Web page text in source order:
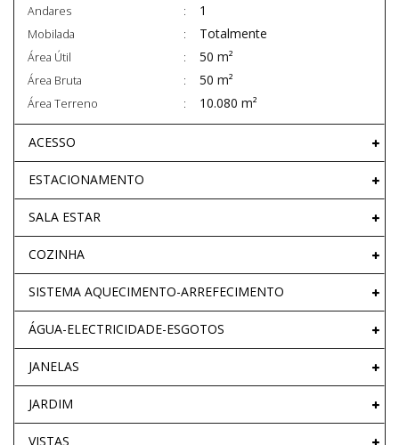
Andares 1
Mobilada Totalmente
Área Útil 50 m²
Área Bruta 50 m²
Área Terreno 10.080 m²
ACESSO
ESTACIONAMENTO
SALA ESTAR
COZINHA
SISTEMA AQUECIMENTO-ARREFECIMENTO
ÁGUA-ELECTRICIDADE-ESGOTOS
JANELAS
JARDIM
VISTAS